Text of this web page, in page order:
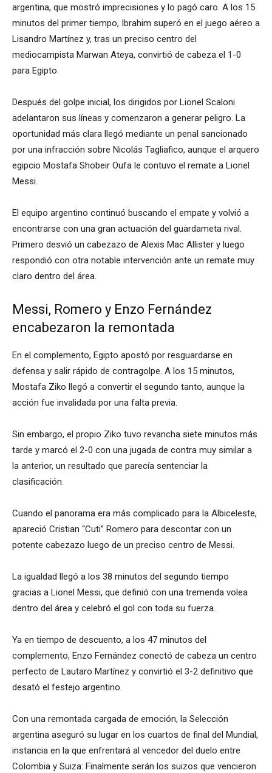
argentina, que mostró imprecisiones y lo pagó caro. A los 15
minutos del primer tiempo, Ibrahim superó en el juego aéreo a
Lisandro Martínez y, tras un preciso centro del
mediocampista Marwan Ateya, convirtió de cabeza el 1-0
para Egipto.
Después del golpe inicial, los dirigidos por Lionel Scaloni
adelantaron sus líneas y comenzaron a generar peligro. La
oportunidad más clara llegó mediante un penal sancionado
por una infracción sobre Nicolás Tagliafico, aunque el arquero
egipcio Mostafa Shobeir Oufa le contuvo el remate a Lionel
Messi.
El equipo argentino continuó buscando el empate y volvió a
encontrarse con una gran actuación del guardameta rival.
Primero desvió un cabezazo de Alexis Mac Allister y luego
respondió con otra notable intervención ante un remate muy
claro dentro del área.
Messi, Romero y Enzo Fernández
encabezaron la remontada
En el complemento, Egipto apostó por resguardarse en
defensa y salir rápido de contragolpe. A los 15 minutos,
Mostafa Ziko llegó a convertir el segundo tanto, aunque la
acción fue invalidada por una falta previa.
Sin embargo, el propio Ziko tuvo revancha siete minutos más
tarde y marcó el 2-0 con una jugada de contra muy similar a
la anterior, un resultado que parecía sentenciar la
clasificación.
Cuando el panorama era más complicado para la Albiceleste,
apareció Cristian “Cuti” Romero para descontar con un
potente cabezazo luego de un preciso centro de Messi.
La igualdad llegó a los 38 minutos del segundo tiempo
gracias a Lionel Messi, que definió con una tremenda volea
dentro del área y celebró el gol con toda su fuerza.
Ya en tiempo de descuento, a los 47 minutos del
complemento, Enzo Fernández conectó de cabeza un centro
perfecto de Lautaro Martínez y convirtió el 3-2 definitivo que
desató el festejo argentino.
Con una remontada cargada de emoción, la Selección
argentina aseguró su lugar en los cuartos de final del Mundial,
instancia en la que enfrentará al vencedor del duelo entre
Colombia y Suiza: Finalmente serán los suizos que vencieron